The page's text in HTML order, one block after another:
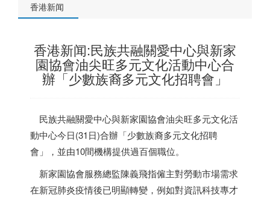
香港新闻
香港新闻:民族共融關愛中心與新家
園協會油尖旺多元文化活動中心合
辦「少數族裔多元文化招聘會」
民族共融關愛中心與新家園協會油尖旺多元文化活
動中心今日(31日)合辦「少數族裔多元文化招聘
會」，並由10間機構提供過百個職位。
新家園協會服務總監陳義飛指僱主對勞動市場需求
在新冠肺炎疫情後已明顯轉變，例如對資訊科技專才